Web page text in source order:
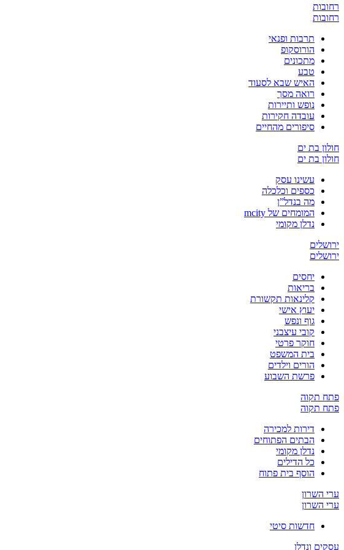
רחובות
רחובות
תרבות ופנאי
הורוסקופ
מתכונים
טבע
האיש שבא לסעוד
רואה מסך
נופש ותיירות
עובדה חקירות
סיפורים מהחיים
חולון בת ים
חולון בת ים
עשינו עסק
כספים וכלכלה
מה בנדל”ן
המומחים של mcity
נדלן מקומי
ירושלים
ירושלים
יחסים
בריאות
קלינאות תקשורת
יעוץ אישי
גוף ונפש
קובי עיצבני
חוקר פרטי
בית המשפט
הורים וילדים
פרשת השבוע
פתח תקוה
פתח תקוה
דירות למכירה
הבתים הפתוחים
נדלן מקומי
כל הדילים
הוסף בית פתוח
ערי השרון
ערי השרון
חדשות סיטי
עסקים ונדלן